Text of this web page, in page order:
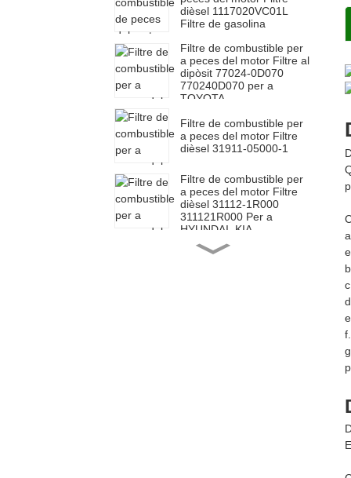
dièsel 1117020VC01L
Filtre de gasolina
Filtre de combustible per
a peces del motor Filtre al
dipòsit 77024-0D070
770240D070 per a
TOYOTA
Filtre de combustible per
a peces del motor Filtre
dièsel 31911-05000-1
Filtre de combustible per
a peces del motor Filtre
dièsel 31112-1R000
311121R000 Per a
HYUNDAI, KIA
Filtre de combustible de